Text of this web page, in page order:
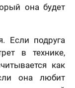
она будет
Если подруга
в технике,
как
она любит